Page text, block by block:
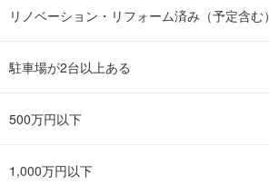
保
る
リノベーション・リフォーム済み（予定含む）
駐車場が2台以上ある
500万円以下
1,000万円以下